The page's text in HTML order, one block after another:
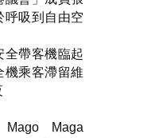
呼吸到自由空
全帶客機臨起
乘客滯留維
Maga